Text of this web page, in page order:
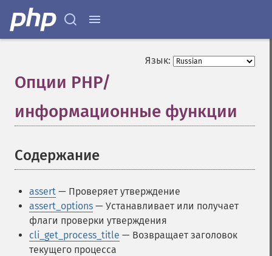
Язык:
Опции PHP/
информационные функции
Содержание
assert — Проверяет утверждение
assert_options — Устанавливает или получает
флаги проверки утверждения
cli_get_process_title — Возвращает заголовок
текущего процесса